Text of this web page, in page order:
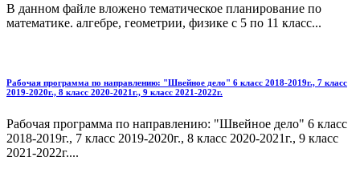
В данном файле вложено тематическое планирование по
математике. алгебре, геометрии, физике с 5 по 11 класс...
Рабочая программа по направлению: "Швейное дело" 6 класс 2018-2019г., 7 класс
2019-2020г., 8 класс 2020-2021г., 9 класс 2021-2022г.
Рабочая программа по направлению: "Швейное дело" 6 класс
2018-2019г., 7 класс 2019-2020г., 8 класс 2020-2021г., 9 класс
2021-2022г....